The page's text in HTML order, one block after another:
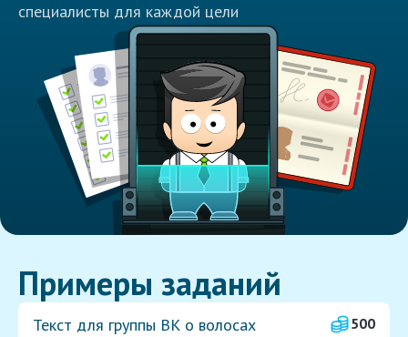
специалисты для каждой цели
Примеры заданий
Текст для группы ВК о волосах
500